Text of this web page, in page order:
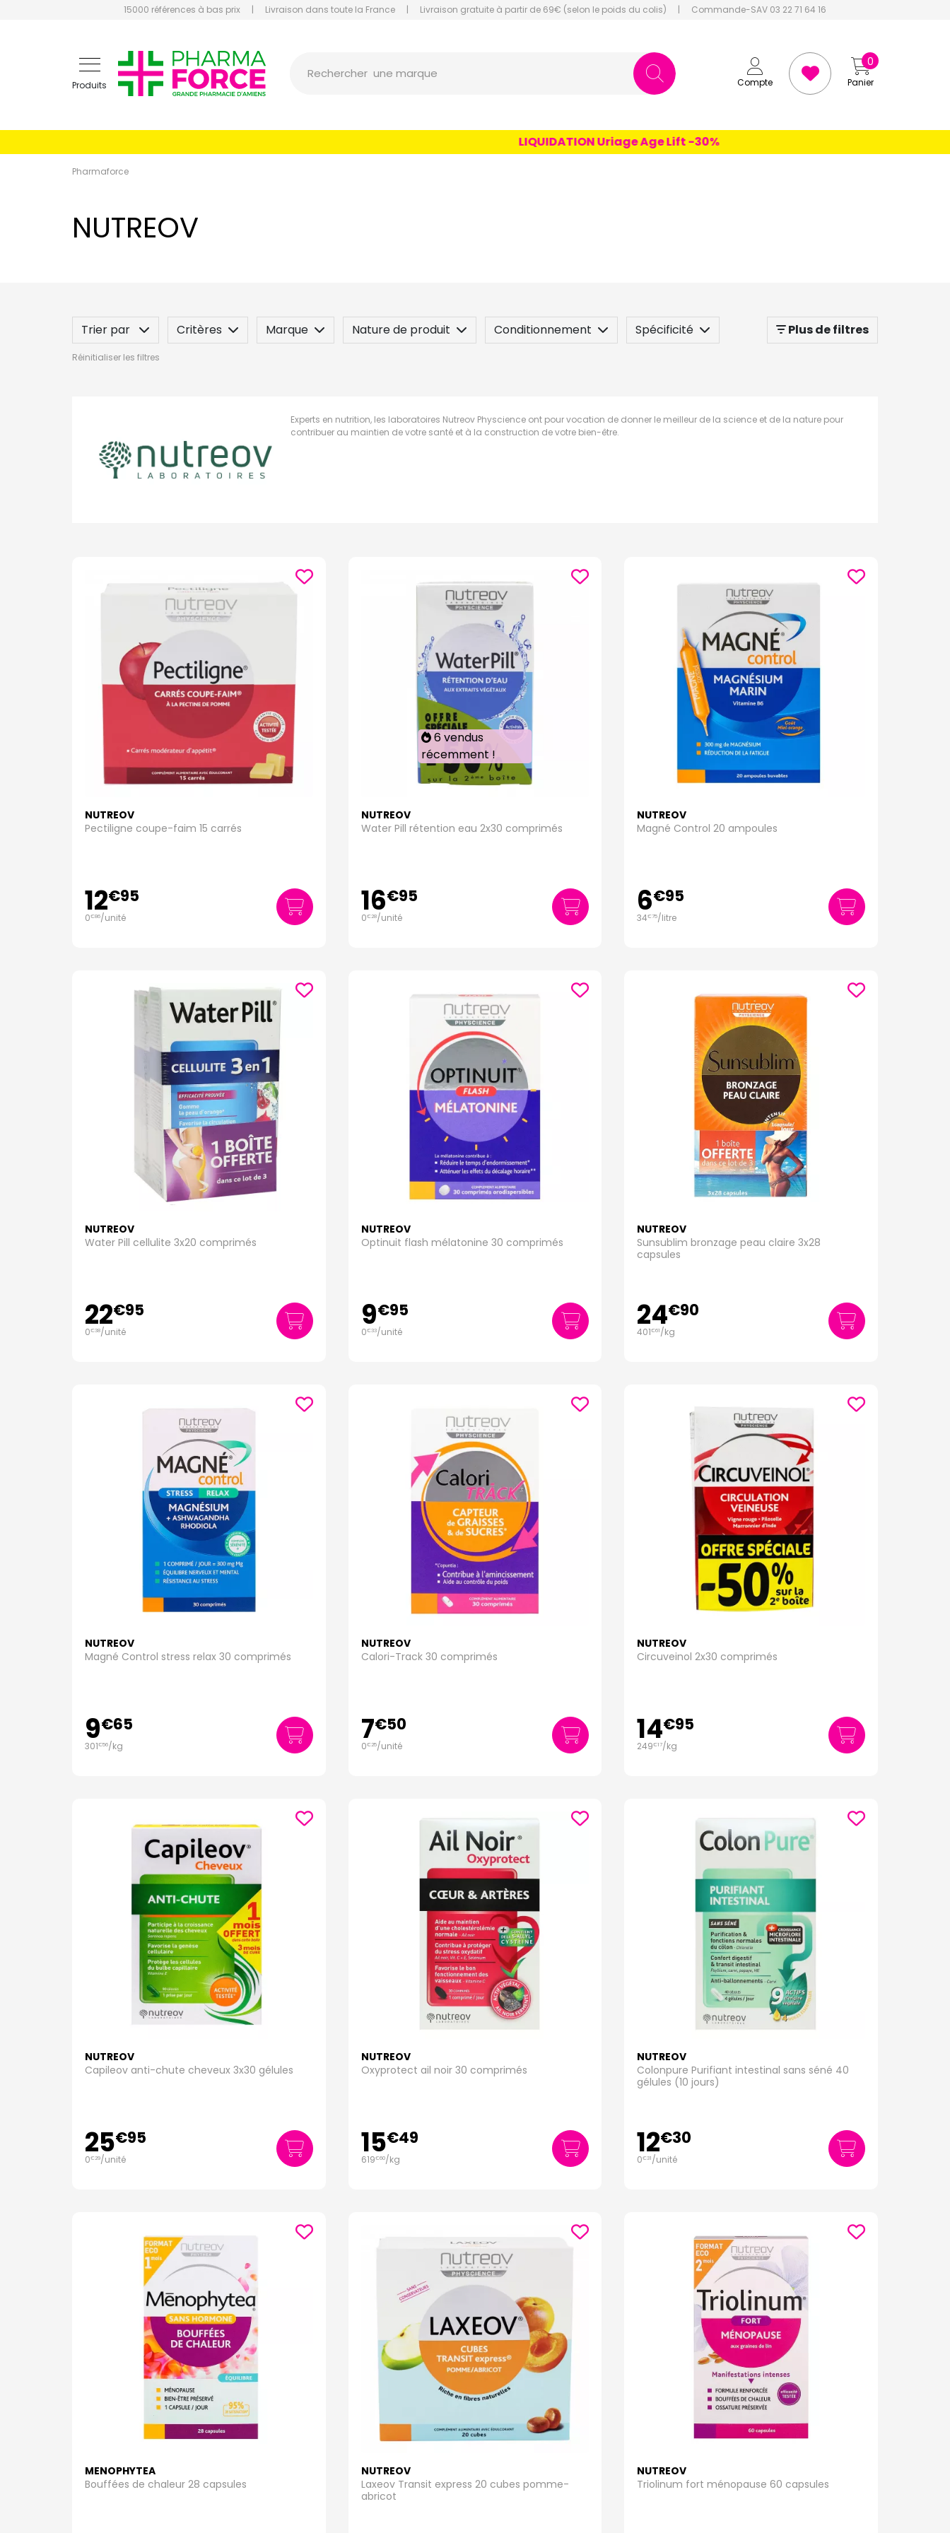
15000 références à bas prix | Livraison dans toute la France | Livraison gratuite à partir de 69€ (selon le poids du colis) | Commande-SAV 03 22 71 64 16
Produits Compte Panier
0
Rechercher un conseil
une marque
LIQUIDATION Uriage Age Lift -30%
Pharmaforce
NUTREOV
Trier par Critères Marque Nature de produit Conditionnement
Spécificité
Label
Indication / Contre-indication
Plus de filtres
Réinitialiser les filtres
Experts en nutrition, les laboratoires Nutreov Physcience ont pour vocation de donner le meilleur de la science et de la nature pour
contribuer au maintien de votre santé et à la construction de votre bien-être.
NUTREOV
Pectiligne coupe-faim 15 carrés
12€95
0€86/unité
6 vendus
récemment !
NUTREOV
Water Pill rétention eau 2x30 comprimés
16€95
0€28/unité
NUTREOV
Magné Control 20 ampoules
6€95
34€75/litre
NUTREOV
Water Pill cellulite 3x20 comprimés
22€95
0€38/unité
NUTREOV
Optinuit flash mélatonine 30 comprimés
9€95
0€33/unité
NUTREOV
Sunsublim bronzage peau claire 3x28
capsules
24€90
401€61/kg
NUTREOV
Magné Control stress relax 30 comprimés
9€65
301€56/kg
NUTREOV
Calori-Track 30 comprimés
7€50
0€25/unité
NUTREOV
Circuveinol 2x30 comprimés
14€95
249€17/kg
NUTREOV
Capileov anti-chute cheveux 3x30 gélules
25€95
0€29/unité
NUTREOV
Oxyprotect ail noir 30 comprimés
15€49
619€60/kg
NUTREOV
Colonpure Purifiant intestinal sans séné 40
gélules (10 jours)
12€30
0€31/unité
MENOPHYTEA
Bouffées de chaleur 28 capsules
NUTREOV
Laxeov Transit express 20 cubes pomme-
abricot
NUTREOV
Triolinum fort ménopause 60 capsules